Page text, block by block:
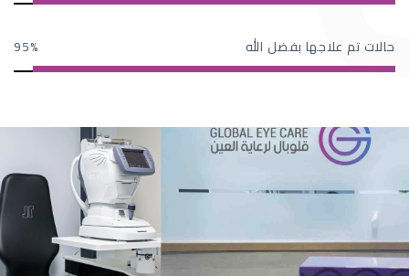
حالات تم علاجها بفضل الله 95